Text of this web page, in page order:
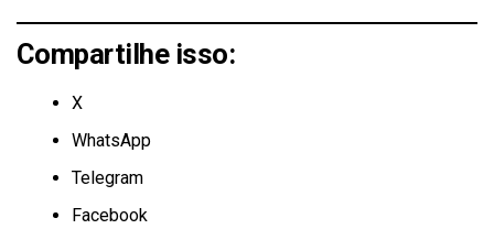
Compartilhe isso:
X
WhatsApp
Telegram
Facebook